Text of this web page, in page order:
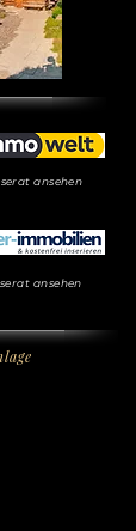
ansehen
ansehen